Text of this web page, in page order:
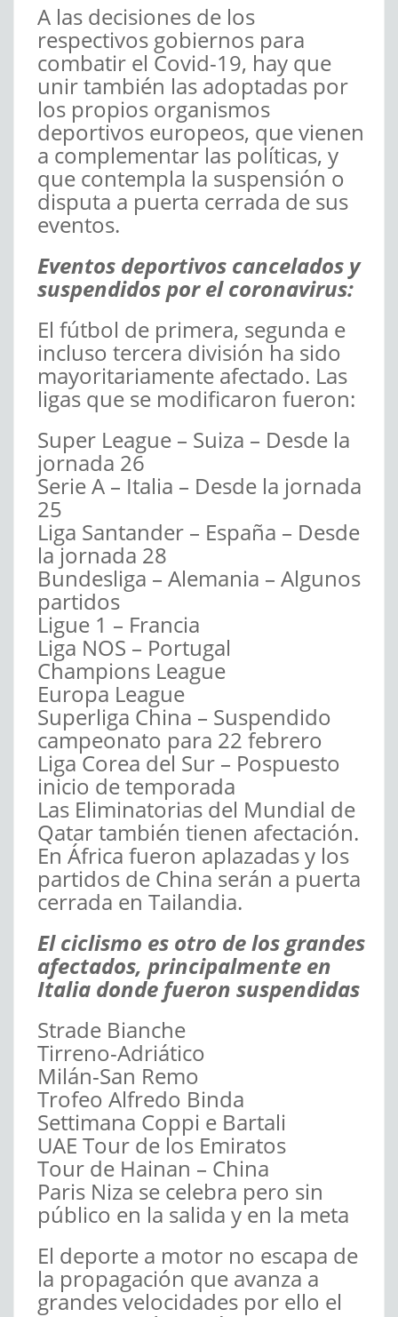
A las decisiones de los
respectivos gobiernos para
combatir el Covid-19, hay que
unir también las adoptadas por
los propios organismos
deportivos europeos, que vienen
a complementar las políticas, y
que contempla la suspensión o
disputa a puerta cerrada de sus
eventos.
Eventos deportivos cancelados y
suspendidos por el coronavirus:
El fútbol de primera, segunda e
incluso tercera división ha sido
mayoritariamente afectado. Las
ligas que se modificaron fueron:
Super League – Suiza – Desde la
jornada 26
Serie A – Italia – Desde la jornada
25
Liga Santander – España – Desde
la jornada 28
Bundesliga – Alemania – Algunos
partidos
Ligue 1 – Francia
Liga NOS – Portugal
Champions League
Europa League
Superliga China – Suspendido
campeonato para 22 febrero
Liga Corea del Sur – Pospuesto
inicio de temporada
Las Eliminatorias del Mundial de
Qatar también tienen afectación.
En África fueron aplazadas y los
partidos de China serán a puerta
cerrada en Tailandia.
El ciclismo es otro de los grandes
afectados, principalmente en
Italia donde fueron suspendidas
Strade Bianche
Tirreno-Adriático
Milán-San Remo
Trofeo Alfredo Binda
Settimana Coppi e Bartali
UAE Tour de los Emiratos
Tour de Hainan – China
Paris Niza se celebra pero sin
público en la salida y en la meta
El deporte a motor no escapa de
la propagación que avanza a
grandes velocidades por ello el